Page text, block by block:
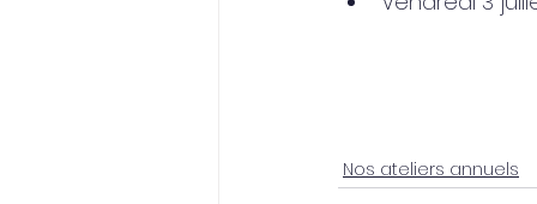
Nos ateliers annuels